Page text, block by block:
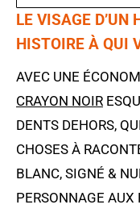
LE VISAGE D’UN
HISTOIRE À QUI
AVEC UNE
CRAYON NOIR
DENTS DEHORS,
CHOSES À
BLANC, SIGNÉ &
PERSONNAGE